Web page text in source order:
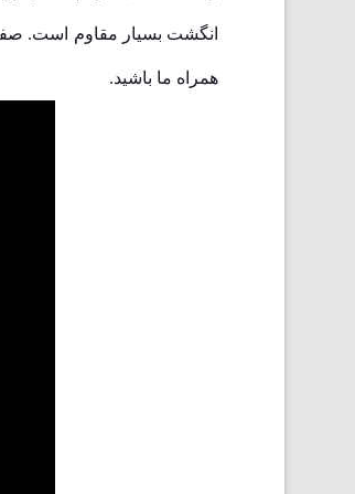
انگشت بسیار مقاوم است.
همراه ما باشید.